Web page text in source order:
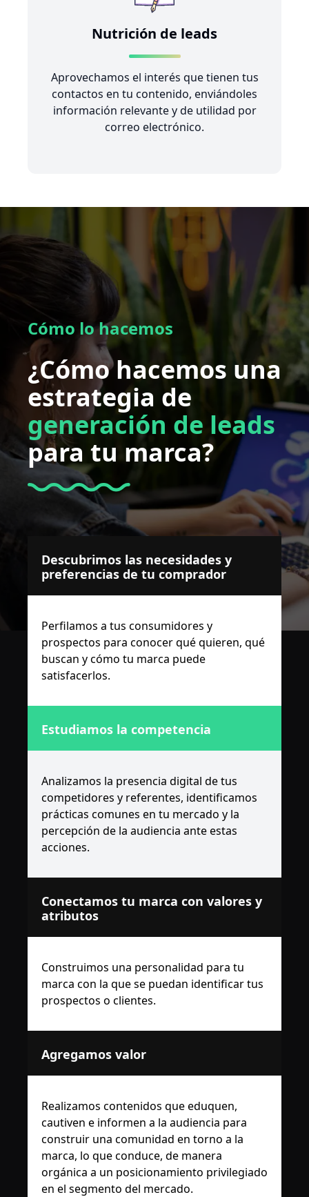
Nutrición de leads
Aprovechamos el interés que tienen tus
contactos en tu contenido, enviándoles
información relevante y de utilidad por
correo electrónico.
Cómo lo hacemos
¿Cómo hacemos una
estrategia de
generación de leads
para tu marca?
Descubrimos las necesidades y
preferencias de tu comprador
Perfilamos a tus consumidores y
prospectos para conocer qué quieren, qué
buscan y cómo tu marca puede
satisfacerlos.
Estudiamos la competencia
Analizamos la presencia digital de tus
competidores y referentes, identificamos
prácticas comunes en tu mercado y la
percepción de la audiencia ante estas
acciones.
Conectamos tu marca con valores y
atributos
Construimos una personalidad para tu
marca con la que se puedan identificar tus
prospectos o clientes.
Agregamos valor
Realizamos contenidos que eduquen,
cautiven e informen a la audiencia para
construir una comunidad en torno a la
marca, lo que conduce, de manera
orgánica a un posicionamiento privilegiado
en el segmento del mercado.